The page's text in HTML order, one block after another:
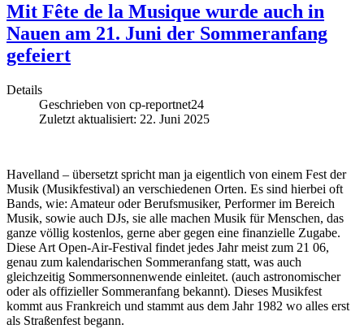
Mit Fête de la Musique wurde auch in
Nauen am 21. Juni der Sommeranfang
gefeiert
Details
Geschrieben von cp-reportnet24
Zuletzt aktualisiert: 22. Juni 2025
Havelland – übersetzt spricht man ja eigentlich von einem Fest der
Musik (Musikfestival) an verschiedenen Orten. Es sind hierbei oft
Bands, wie: Amateur oder Berufsmusiker, Performer im Bereich
Musik, sowie auch DJs, sie alle machen Musik für Menschen, das
ganze völlig kostenlos, gerne aber gegen eine finanzielle Zugabe.
Diese Art Open-Air-Festival findet jedes Jahr meist zum 21 06,
genau zum kalendarischen Sommeranfang statt, was auch
gleichzeitig Sommersonnenwende einleitet. (auch astronomischer
oder als offizieller Sommeranfang bekannt). Dieses Musikfest
kommt aus Frankreich und stammt aus dem Jahr 1982 wo alles erst
als Straßenfest begann.